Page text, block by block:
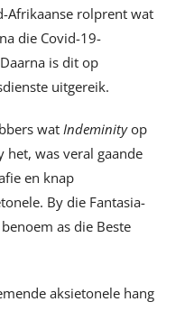
Afrikaanse rolprent wat
die Covid-19-
is dit op
uitgereik.
wat Indeminityop
het, was veral gaande
en knap
By die Fantasia-
as die Beste
aksietonele hang